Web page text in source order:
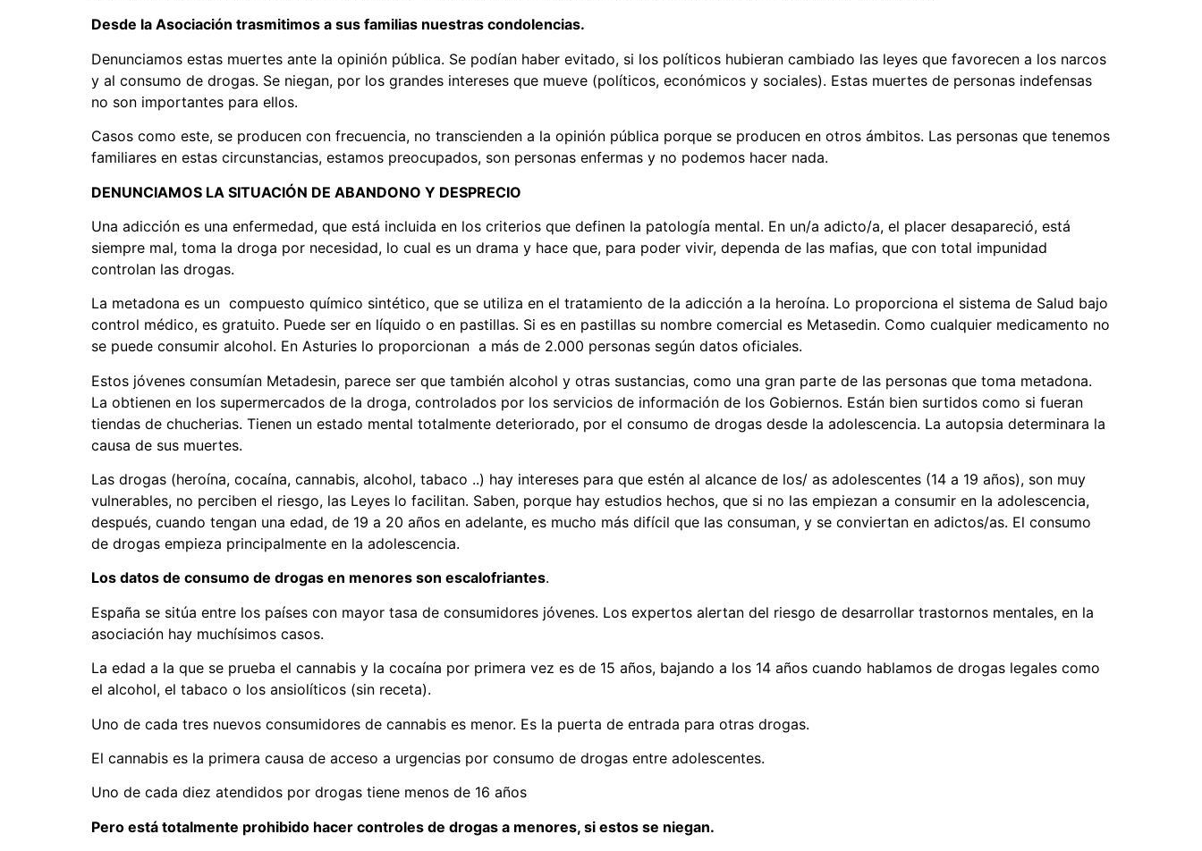
Desde la Asociación trasmitimos a sus familias nuestras condolencias.
Denunciamos estas muertes ante la opinión pública. Se podían haber evitado, si los políticos hubieran cambiado las leyes que favorecen a los narcos
y al consumo de drogas. Se niegan, por los grandes intereses que mueve (políticos, económicos y sociales). Estas muertes de personas indefensas
no son importantes para ellos.
Casos como este, se producen con frecuencia, no transcienden a la opinión pública porque se producen en otros ámbitos. Las personas que tenemos
familiares en estas circunstancias, estamos preocupados, son personas enfermas y no podemos hacer nada.
DENUNCIAMOS LA SITUACIÓN DE ABANDONO Y DESPRECIO
Una adicción es una enfermedad, que está incluida en los criterios que definen la patología mental. En un/a adicto/a, el placer desapareció, está
siempre mal, toma la droga por necesidad, lo cual es un drama y hace que, para poder vivir, dependa de las mafias, que con total impunidad
controlan las drogas.
La metadona es un compuesto químico sintético, que se utiliza en el tratamiento de la adicción a la heroína. Lo proporciona el sistema de Salud bajo
control médico, es gratuito. Puede ser en líquido o en pastillas. Si es en pastillas su nombre comercial es Metasedin. Como cualquier medicamento no
se puede consumir alcohol. En Asturies lo proporcionan a más de 2.000 personas según datos oficiales.
Estos jóvenes consumían Metadesin, parece ser que también alcohol y otras sustancias, como una gran parte de las personas que toma metadona.
La obtienen en los supermercados de la droga, controlados por los servicios de información de los Gobiernos. Están bien surtidos como si fueran
tiendas de chucherias. Tienen un estado mental totalmente deteriorado, por el consumo de drogas desde la adolescencia. La autopsia determinara la
causa de sus muertes.
Las drogas (heroína, cocaína, cannabis, alcohol, tabaco ..) hay intereses para que estén al alcance de los/ as adolescentes (14 a 19 años), son muy
vulnerables, no perciben el riesgo, las Leyes lo facilitan. Saben, porque hay estudios hechos, que si no las empiezan a consumir en la adolescencia,
después, cuando tengan una edad, de 19 a 20 años en adelante, es mucho más difícil que las consuman, y se conviertan en adictos/as. El consumo
de drogas empieza principalmente en la adolescencia.
Los datos de consumo de drogas en menores son escalofriantes.
España se sitúa entre los países con mayor tasa de consumidores jóvenes. Los expertos alertan del riesgo de desarrollar trastornos mentales, en la
asociación hay muchísimos casos.
La edad a la que se prueba el cannabis y la cocaína por primera vez es de 15 años, bajando a los 14 años cuando hablamos de drogas legales como
el alcohol, el tabaco o los ansiolíticos (sin receta).
Uno de cada tres nuevos consumidores de cannabis es menor. Es la puerta de entrada para otras drogas.
El cannabis es la primera causa de acceso a urgencias por consumo de drogas entre adolescentes.
Uno de cada diez atendidos por drogas tiene menos de 16 años
Pero está totalmente prohibido hacer controles de drogas a menores, si estos se niegan.